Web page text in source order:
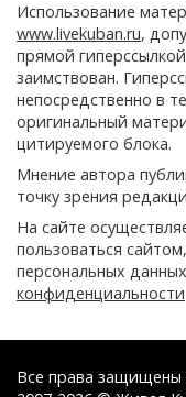
Использование
www.livekuban.ru,
прямой
заимствован.
непосредственно в
оригинальный
цитируемого блока.
Мнение автора
точку зрения
На сайте
пользоваться
персональных
конфиденциальности
Все права защищены